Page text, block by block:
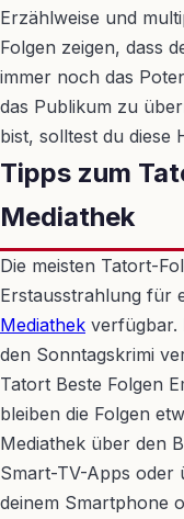
Erzählweise und
Folgen zeigen, dass
immer noch das
das Publikum zu
bist, solltest du diese
Tipps zum
Mediathek
Die meisten Tatort-
Erstausstrahlung für
Mediathek verfügbar.
den Sonntagskrimi
Tatort Beste Folgen
bleiben die Folgen
Mediathek über den
Smart-TV-Apps oder
deinem Smartphone